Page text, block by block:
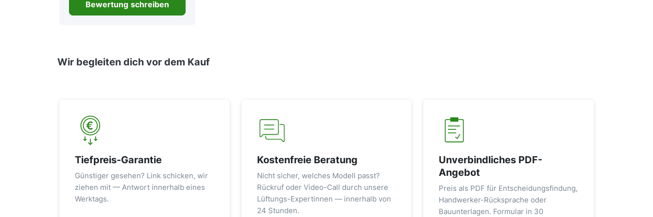
Bewertung schreiben
Wir begleiten dich vor dem Kauf
Tiefpreis-Garantie
Günstiger gesehen? Link schicken, wir
ziehen mit — Antwort innerhalb eines
Werktags.
Kostenfreie Beratung
Nicht sicher, welches Modell passt?
Rückruf oder Video-Call durch unsere
Lüftungs-Expertinnen — innerhalb von
24 Stunden.
Unverbindliches PDF-
Angebot
Preis als PDF für Entscheidungsfindung,
Handwerker-Rücksprache oder
Bauunterlagen. Formular in 30